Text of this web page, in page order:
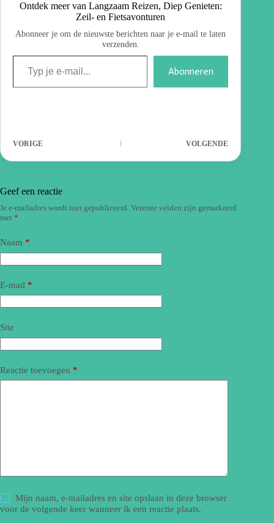
Ontdek meer van Langzaam Reizen, Diep Genieten:
Zeil- en Fietsavonturen
Abonneer je om de nieuwste berichten naar je e-mail te laten
verzenden.
Abonneren
VORIGE VOLGENDE
Geef een reactie
Je e-mailadres wordt niet gepubliceerd. Vereiste velden zijn gemarkeerd
met *
Naam *
E-mail *
Site
Reactie toevoegen *
Mijn naam, e-mailadres en site opslaan in deze browser
voor de volgende keer wanneer ik een reactie plaats.